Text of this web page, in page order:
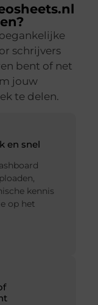
schrijvers
bent of net
jouw
te delen.
en snel
kennis
op het